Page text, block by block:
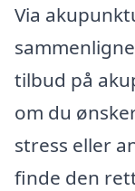
Via
tilbud på
om du
stress eller
finde den